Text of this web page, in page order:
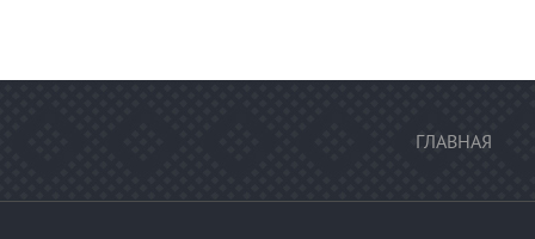
ГЛАВНАЯ